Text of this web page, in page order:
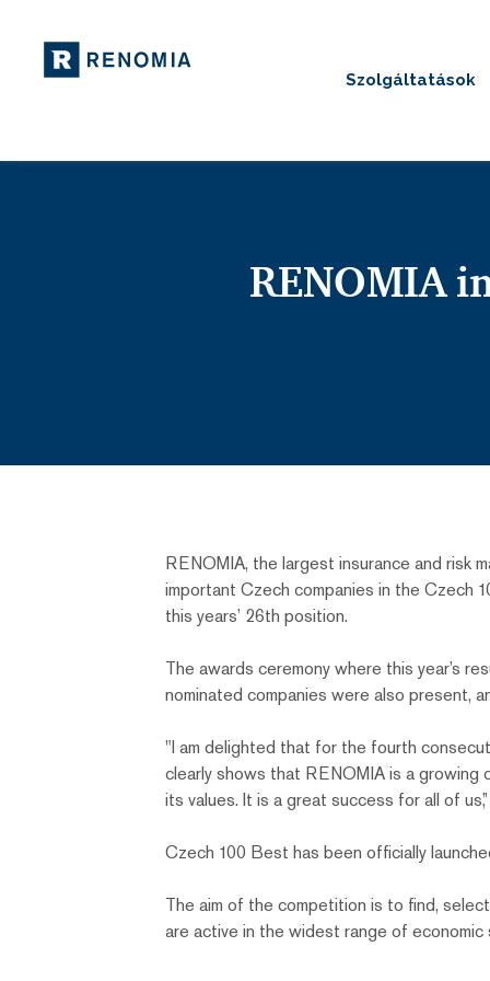
Szolgáltatások
RENOMIA
RENOMIA, the largest insurance and risk
important Czech companies in the Czech
this years’ 26th position.
The awards ceremony where this year’s
nominated companies were also present,
"I am delighted that for the fourth
clearly shows that RENOMIA is a growing
its values. It is a great success for all of
Czech 100 Best has been officially
The aim of the competition is to find,
are active in the widest range of